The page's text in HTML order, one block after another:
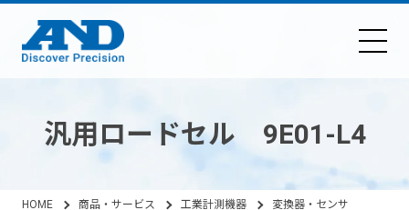
汎用ロードセル 9E01-L4
HOME 商品・サービス 工業計測機器
変換器・センサ